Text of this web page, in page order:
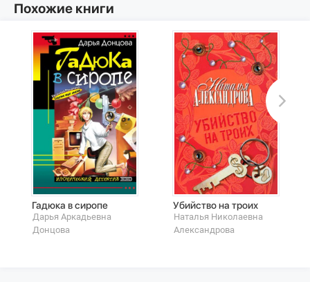
Похожие книги
Гадюка в сиропе
Дарья Аркадьевна
Донцова
Убийство на троих
Наталья Николаевна
Александрова